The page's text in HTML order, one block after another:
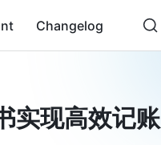
Changelog
实现高效记账